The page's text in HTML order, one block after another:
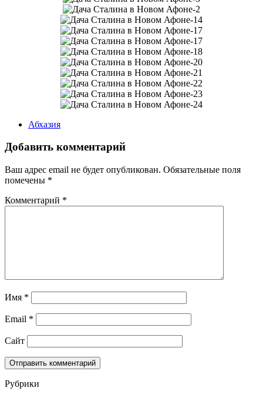
Абхазия
Добавить комментарий
Ваш адрес email не будет опубликован. Обязательные поля
помечены *
Комментарий *
Имя *
Email *
Сайт
Рубрики